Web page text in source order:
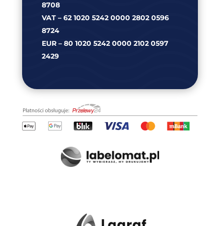
8708
VAT – 62 1020 5242 0000 2802 0596
8724
EUR – 80 1020 5242 0000 2102 0597
2429